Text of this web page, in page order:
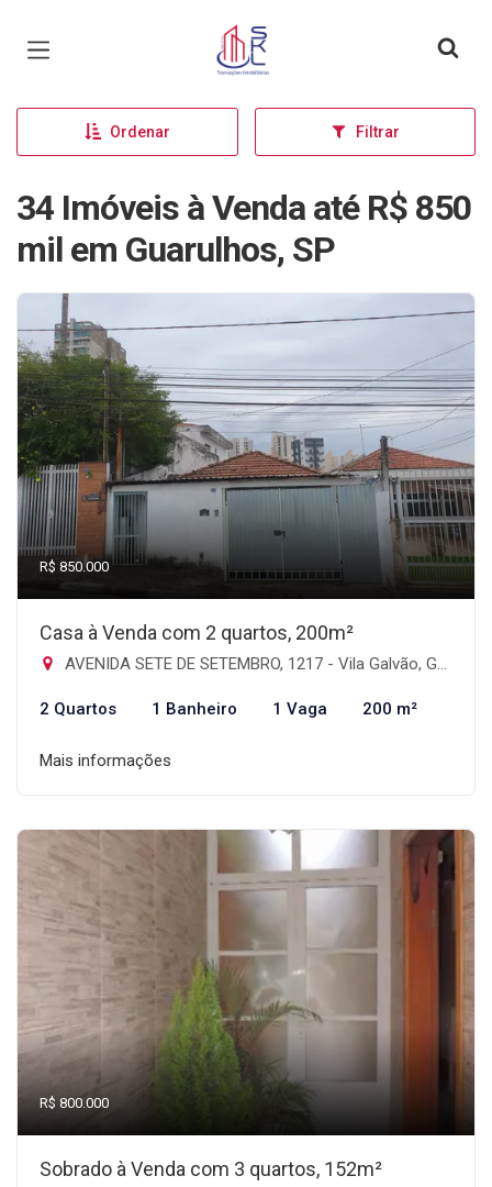
Página inicial
Ordenar Filtrar
34 Imóveis à Venda até R$ 850
mil em Guarulhos, SP
R$ 850.000
Casa à Venda com 2 quartos, 200m²
AVENIDA SETE DE SETEMBRO, 1217 - Vila Galvão, Guarulhos-SP
2 Quartos 1 Banheiro 1 Vaga 200 m²
Mais informações
R$ 800.000
Sobrado à Venda com 3 quartos, 152m²